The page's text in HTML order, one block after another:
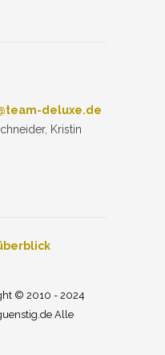
deluxe.de
Kristin
© 2010 - 2024
Alle